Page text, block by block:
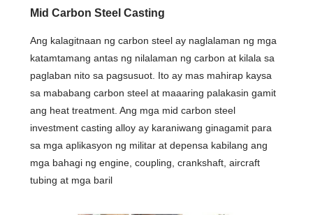
Mid Carbon Steel Casting
Ang kalagitnaan ng carbon steel ay naglalaman ng mga
katamtamang antas ng nilalaman ng carbon at kilala sa
paglaban nito sa pagsusuot. Ito ay mas mahirap kaysa
sa mababang carbon steel at maaaring palakasin gamit
ang heat treatment. Ang mga mid carbon steel
investment casting alloy ay karaniwang ginagamit para
sa mga aplikasyon ng militar at depensa kabilang ang
mga bahagi ng engine, coupling, crankshaft, aircraft
tubing at mga baril